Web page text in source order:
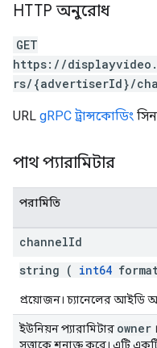
HTTP অনুরোধ
GET
https://
rs/{advertiserId}/
URL gRPC ট্রান্সকোডিং
পাথ প্যারামিটার
পরামিতি
channelId
string ( int64
প্রয়োজন। চ্যানেলের আইডি
ইউনিয়ন প্যারামিটার owner
সত্তাকে শনাক্ত করে। এটি